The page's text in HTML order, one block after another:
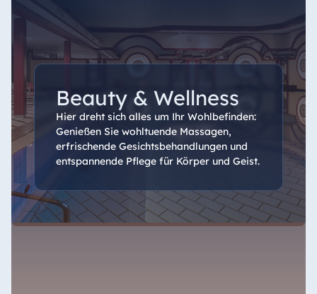
Beauty & Wellness
Hier dreht sich alles um Ihr Wohlbefinden:
Genießen Sie wohltuende Massagen,
erfrischende Gesichtsbehandlungen und
entspannende Pflege für Körper und Geist.